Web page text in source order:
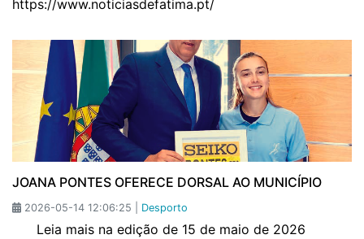
https://www.noticiasdefatima.pt/
JOANA PONTES OFERECE DORSAL AO MUNICÍPIO
2026-05-14 12:06:25 | Desporto
Leia mais na edição de 15 de maio de 2026